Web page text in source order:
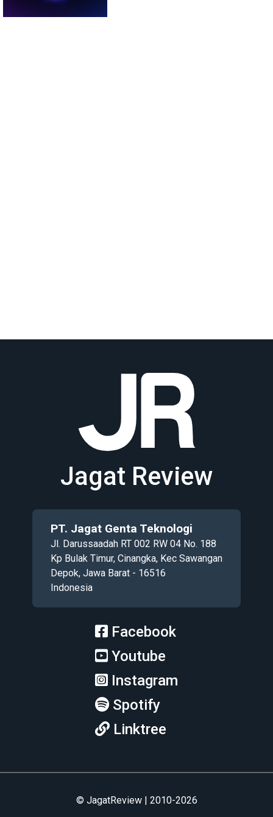
Jagat Review
PT. Jagat Genta Teknologi
Jl. Darussaadah RT 002 RW 04 No. 188
Kp Bulak Timur, Cinangka, Kec Sawangan
Depok, Jawa Barat - 16516
Indonesia
Facebook
Youtube
Instagram
Spotify
Linktree
© JagatReview | 2010-2026